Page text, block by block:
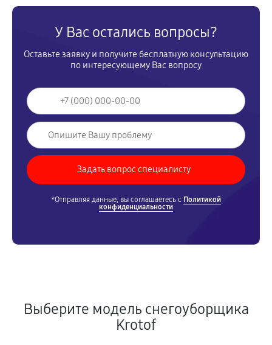
У Вас остались вопросы?
Оставьте заявку и получите бесплатную консультацию
по интересующему Вас вопросу
*Отправляя данные, вы соглашаетесь с Политикой
конфиденциальности
Выберите модель снегоуборщика
Krotof